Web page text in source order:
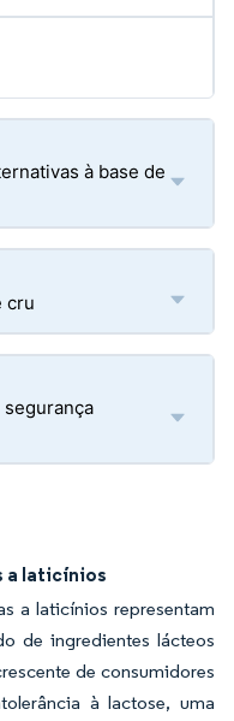
à base de
cru
a laticínios
a laticínios representam
de ingredientes lácteos
de consumidores
à lactose, uma